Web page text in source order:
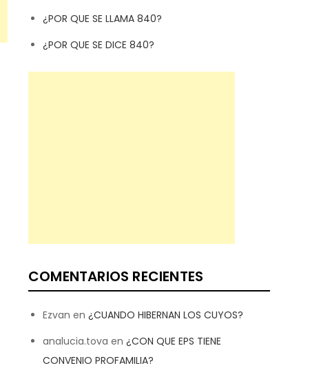
¿POR QUE SE LLAMA 840?
¿POR QUE SE DICE 840?
COMENTARIOS RECIENTES
Ezvan en ¿CUANDO HIBERNAN LOS CUYOS?
analucia.tova en ¿CON QUE EPS TIENE
CONVENIO PROFAMILIA?